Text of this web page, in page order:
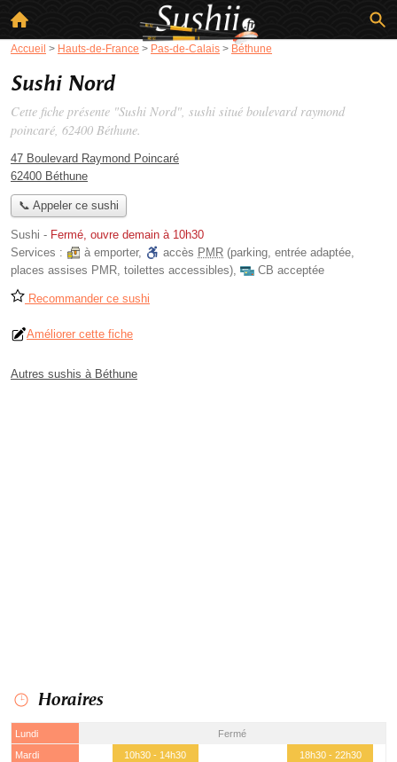
Accueil > Hauts-de-France > Pas-de-Calais > Béthune
Sushi Nord
Cette fiche présente "Sushi Nord", sushi situé boulevard raymond
poincaré, 62400 Béthune.
47 Boulevard Raymond Poincaré
62400 Béthune
📞 Appeler ce sushi
Sushi - Fermé, ouvre demain à 10h30
Services :
à emporter, accès PMR (parking, entrée adaptée,
places assises PMR, toilettes accessibles), CB acceptée
Recommander ce sushi
Améliorer cette fiche
Autres sushis à Béthune
Horaires
Lundi
Fermé
Mardi
10h30 - 14h30
18h30 - 22h30